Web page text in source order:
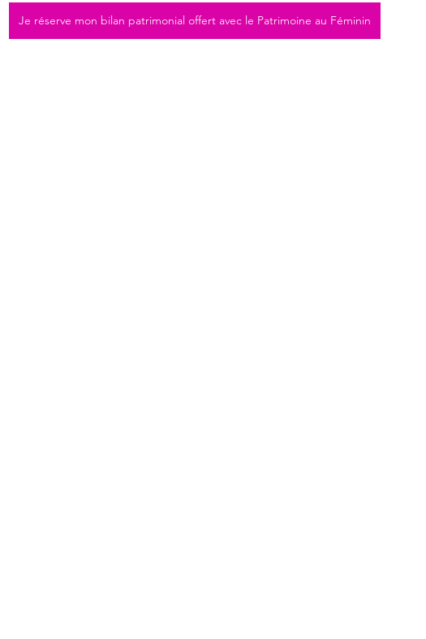
Je réserve mon bilan patrimonial offert avec le Patrimoine au Féminin